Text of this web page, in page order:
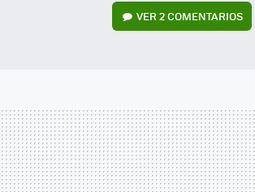
VER2 COMENTARIOS